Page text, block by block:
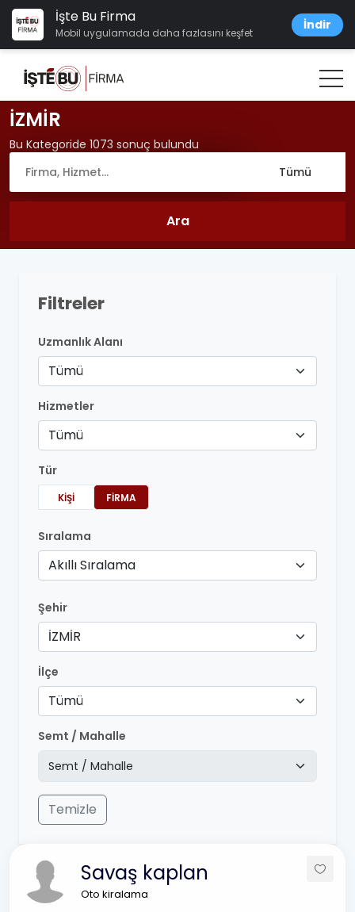
İşte Bu Firma
Mobil uygulamada daha fazlasını keşfet
İndir
İZMİR
Bu Kategoride 1073 sonuç bulundu
Filtreler
Uzmanlık Alanı
Tümü
Hizmetler
Tümü
Tür
KIŞI FIRMA
Sıralama
Akıllı Sıralama
Şehir
İZMİR
İlçe
Tümü
Semt / Mahalle
Temizle
Savaş kaplan
Oto kiralama